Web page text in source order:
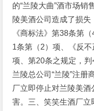
的“兰陵大曲”酒市场销
陵美酒公司造成了损
《商标法》第38条第
1条第（2）项、《反不
项、第20条之规定，
兰陵总公司“兰陵”注册
厂立即停止对兰陵美酒
害。三、笑笑生酒厂立